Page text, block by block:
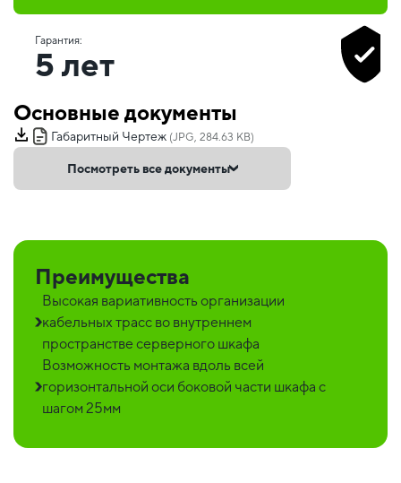
Гарантия:
5 лет
Основные документы
Габаритный Чертеж (JPG, 284.63 KB)
Посмотреть все документы
Преимущества
Высокая вариативность организации
кабельных трасс во внутреннем
пространстве серверного шкафа
Возможность монтажа вдоль всей
горизонтальной оси боковой части шкафа с
шагом 25мм